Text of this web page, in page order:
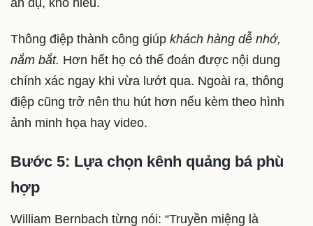
ẩn dụ, khó hiểu.
Thông điệp thành công giúp khách hàng dễ nhớ,
nắm bắt. Hơn hết họ có thể đoán được nội dung
chính xác ngay khi vừa lướt qua. Ngoài ra, thông
điệp cũng trở nên thu hút hơn nếu kèm theo hình
ảnh minh họa hay video.
Bước 5: Lựa chọn kênh quảng bá phù
hợp
William Bernbach từng nói: “Truyền miệng là